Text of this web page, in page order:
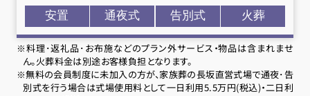
安置 通夜式 告別式 火葬
※料理･返礼品･お布施などのプラン外サービス・物品は含まれませ
ん。火葬料金は別途お客様負担となります。
※無料の会員制度に未加入の方が、家族葬の長坂直営式場で通夜･告
別式を行う場合は式場使用料として一日利用5.5万円(税込)・二日利